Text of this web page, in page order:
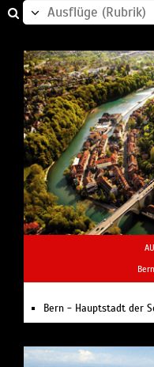
Bern - Hauptstadt der